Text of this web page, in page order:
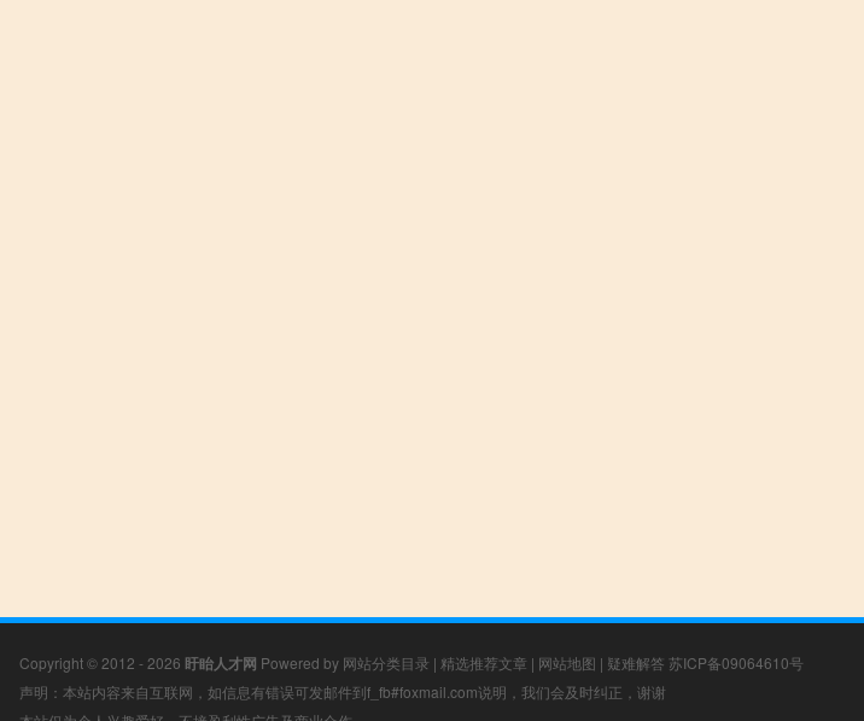
Copyright © 2012 - 2026 盱眙人才网 Powered by 网站分类目录 | 精选推荐文章 | 网站地图 | 疑难解答 苏ICP备09064610号
声明：本站内容来自互联网，如信息有错误可发邮件到f_fb#foxmail.com说明，我们会及时纠正，谢谢